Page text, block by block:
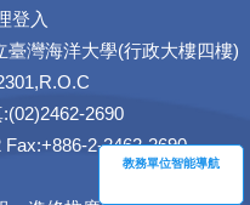
登入
臺灣海洋大學(行政大樓四樓)
2690
Fax:+886-2-2462-2690
教務單位智能導航